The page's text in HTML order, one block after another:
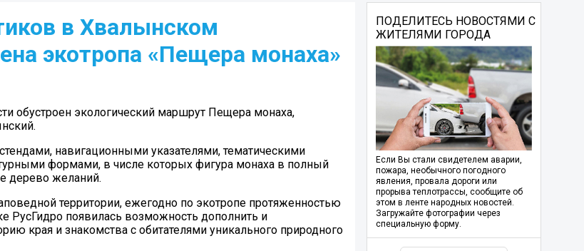
в Хвалынском
экотропа «Пещера монаха»
обустроен экологический маршрут Пещера монаха,
навигационными указателями, тематическими
формами, в числе которых фигура монаха в полный
дерево желаний.
территории, ежегодно по экотропе протяженностью
РусГидро появилась возможность дополнить и
края и знакомства с обитателями уникального природного
ПОДЕЛИТЕСЬ НОВОСТЯМИ С
ЖИТЕЛЯМИ ГОРОДА
Если Вы стали свидетелем аварии,
пожара, необычного погодного
явления, провала дороги или
прорыва теплотрассы, сообщите об
этом в ленте народных новостей.
Загружайте фотографии через
специальную форму.